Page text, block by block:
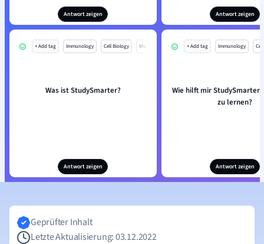
Antwort zeigen Antwort zeigen
+ Add tag Immunology Cell Biology Mo
Was ist StudySmarter?
Antwort zeigen
+ Add tag Immunology
Wie hilft mir
zu lernen?
Antwort zeigen
Geprüfter Inhalt
Letzte Aktualisierung: 03.12.2022